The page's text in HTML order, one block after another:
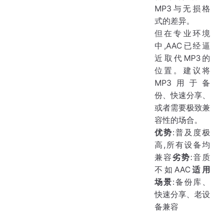
MP3与无损格
式的差异。
但在专业环境
中,AAC已经逼
近取代MP3的
位置。建议将
MP3用于备
份、快速分享、
或者需要极致兼
容性的场合。
优势:普及度极
高,所有设备均
兼容劣势:音质
不如AAC 适用
场景:备份库、
快速分享、老设
备兼容